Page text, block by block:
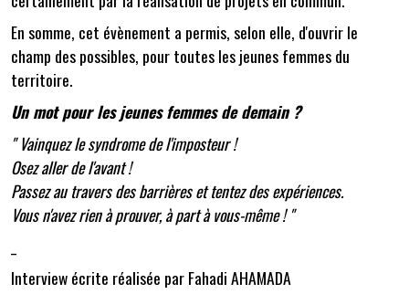
En somme, cet évènement a permis, selon elle, d'ouvrir le
champ des possibles, pour toutes les jeunes femmes du
territoire.
Un mot pour les jeunes femmes de demain ?
" Vainquez le syndrome de l'imposteur !
Osez aller de l'avant !
Passez au travers des barrières et tentez des expériences.
Vous n'avez rien à prouver, à part à vous-même ! "
Interview écrite réalisée par Fahadi AHAMADA